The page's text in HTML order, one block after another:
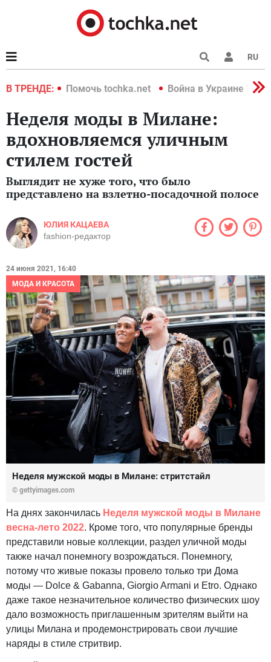
RU
В ТРЕНДЕ:
2022 Помочь tochka.net Война в Украине 2022
Неделя моды в Милане:
вдохновляемся уличным
стилем гостей
Выглядит не хуже того, что было
представлено на взлетно-посадочной полосе
ЮЛИЯ КАЦАЕВА
fashion-редактор
24 июня 2021, 16:40
МОДА И КРАСОТА
Неделя мужской моды в Милане: стритстайл
© gettyimages.com
На днях закончилась Неделя мужской моды в Милане
весна-лето 2022. Кроме того, что популярные бренды
представили новые коллекции, раздел уличной моды
также начал понемногу возрождаться. Понемногу,
потому что живые показы провело только три Дома
моды — Dolce & Gabanna, Giorgio Armani и Etro. Однако
даже такое незначительное количество физических шоу
дало возможность приглашенным зрителям выйти на
улицы Милана и продемонстрировать свои лучшие
наряды в стиле стритвир.